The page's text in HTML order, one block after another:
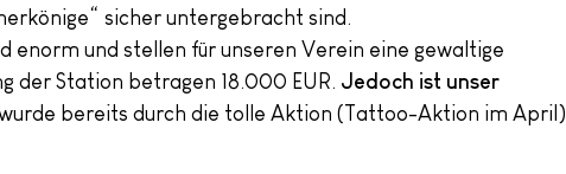
sicher untergebracht sind.
enorm und stellen für unseren Verein eine gewaltige
der Station betragen 18.000 EUR. Jedoch ist unser
wurde bereits durch die tolle Aktion (Tattoo-Aktion im April)